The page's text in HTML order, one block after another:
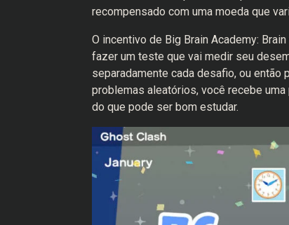
recompensado com uma moeda que
O incentivo de Big Brain Academy:
fazer um teste que vai medir seu
separadamente cada desafio, ou então
problemas aleatórios, você recebe
do que pode ser bom estudar.